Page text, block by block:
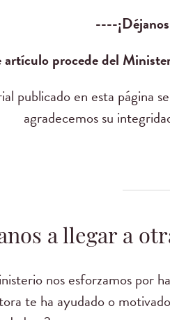
----
artículo procede del
publicado en esta página
agradecemos su
a llegar a
nos esforzamos por
te ha ayudado o